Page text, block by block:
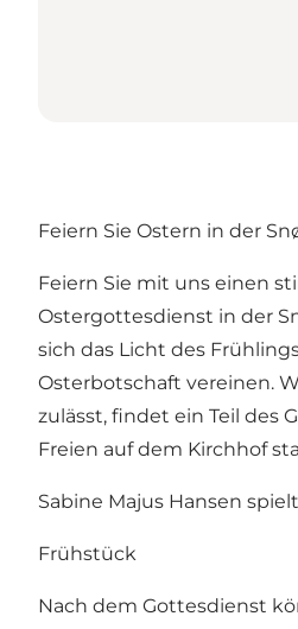
Feiern Sie Ostern in der
Feiern Sie mit uns einen
Ostergottesdienst in der
sich das Licht des
Osterbotschaft vereinen.
zulässt, findet ein Teil des
Freien auf dem Kirchhof
Sabine Majus Hansen
Frühstück
Nach dem Gottesdienst